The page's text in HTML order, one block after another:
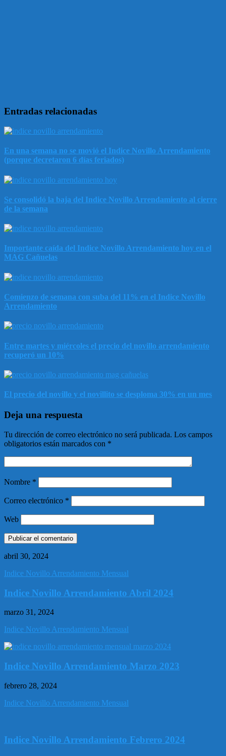
Entradas relacionadas
En una semana no se movió el Indice Novillo Arrendamiento
(porque decretaron 6 días feriados)
Se consolidó la baja del Indice Novillo Arrendamiento al cierre
de la semana
Importante caída del Indice Novillo Arrendamiento hoy en el
MAG Cañuelas
Comienzo de semana con suba del 11% en el Indice Novillo
Arrendamiento
Entre martes y miércoles el precio del novillo arrendamiento
recuperó un 10%
El precio del novillo y el novillito se desploma 30% en un mes
Deja una respuesta
Tu dirección de correo electrónico no será publicada. Los campos
obligatorios están marcados con *
Nombre *
Correo electrónico *
Web
abril 30, 2024
Indice Novillo Arrendamiento Mensual
Indice Novillo Arrendamiento Abril 2024
marzo 31, 2024
Indice Novillo Arrendamiento Mensual
Indice Novillo Arrendamiento Marzo 2023
febrero 28, 2024
Indice Novillo Arrendamiento Mensual
Indice Novillo Arrendamiento Febrero 2024